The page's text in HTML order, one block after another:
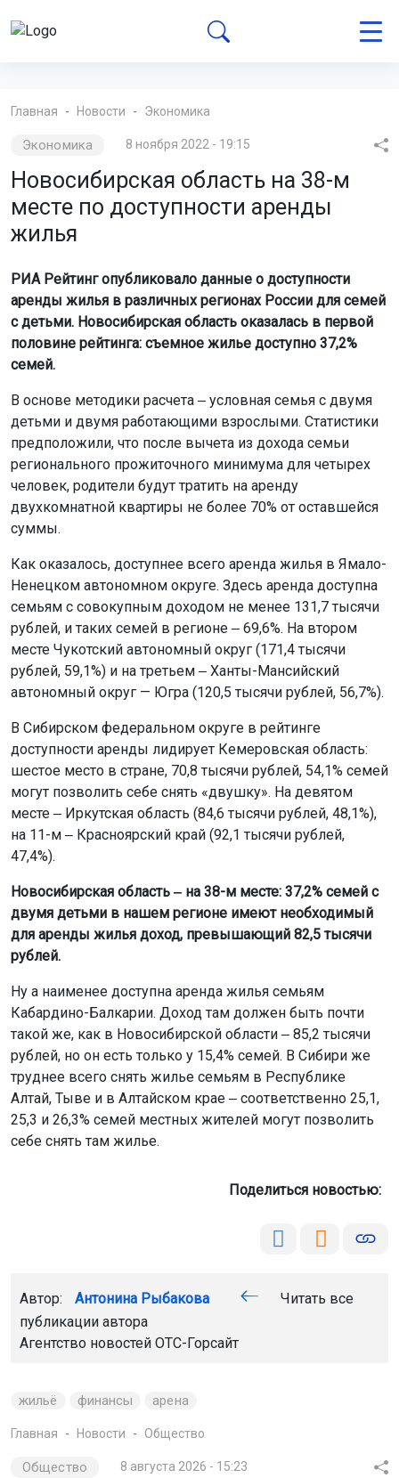
Главная Новости Экономика
Экономика 8 ноября 2022 - 19:15
Новосибирская область на 38-м
месте по доступности аренды
жилья
РИА Рейтинг опубликовало данные о доступности
аренды жилья в различных регионах России для семей
с детьми. Новосибирская область оказалась в первой
половине рейтинга: съемное жилье доступно 37,2%
семей.
В основе методики расчета ‒ условная семья с двумя
детьми и двумя работающими взрослыми. Статистики
предположили, что после вычета из дохода семьи
регионального прожиточного минимума для четырех
человек, родители будут тратить на аренду
двухкомнатной квартиры не более 70% от оставшейся
суммы.
Как оказалось, доступнее всего аренда жилья в Ямало-
Ненецком автономном округе. Здесь аренда доступна
семьям с совокупным доходом не менее 131,7 тысячи
рублей, и таких семей в регионе ‒ 69,6%. На втором
месте Чукотский автономный округ (171,4 тысячи
рублей, 59,1%) и на третьем ‒ Ханты-Мансийский
автономный округ — Югра (120,5 тысячи рублей, 56,7%).
В Сибирском федеральном округе в рейтинге
доступности аренды лидирует Кемеровская область:
шестое место в стране, 70,8 тысячи рублей, 54,1% семей
могут позволить себе снять «двушку». На девятом
месте ‒ Иркутская область (84,6 тысячи рублей, 48,1%),
на 11-м ‒ Красноярский край (92,1 тысячи рублей,
47,4%).
Новосибирская область ‒ на 38-м месте: 37,2% семей с
двумя детьми в нашем регионе имеют необходимый
для аренды жилья доход, превышающий 82,5 тысячи
рублей.
Ну а наименее доступна аренда жилья семьям
Кабардино-Балкарии. Доход там должен быть почти
такой же, как в Новосибирской области ‒ 85,2 тысячи
рублей, но он есть только у 15,4% семей. В Сибири же
труднее всего снять жилье семьям в Республике
Алтай, Тыве и в Алтайском крае ‒ соответственно 25,1,
25,3 и 26,3% семей местных жителей могут позволить
себе снять там жилье.
Поделиться новостью:
Автор: Антонина Рыбакова
Читать все
публикации автора
Агентство новостей ОТС-Горсайт
жильё финансы арена
Главная Новости Общество
Общество 8 августа 2026 - 15:23